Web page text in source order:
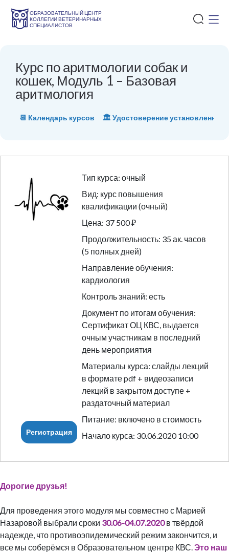
ОБРАЗОВАТЕЛЬНЫЙ ЦЕНТР
КОЛЛЕГИИ ВЕТЕРИНАРНЫХ
СПЕЦИАЛИСТОВ
Курс по аритмологии собак и
кошек, Модуль 1 – Базовая
аритмология
📆 Календарь курсов 🏛 Удостоверение
Тип курса: очный
Вид: курс повышения
квалификации (очный)
Цена: 37 500 ₽
Продолжительность: 35 ак. часов
(5 полных дней)
Направление обучения:
кардиология
Контроль знаний: есть
Документ по итогам обучения:
Сертификат ОЦ КВС, выдается
очным участникам в последний
день мероприятия
Материалы курса: слайды лекций
в формате pdf + видеозаписи
лекций в закрытом доступе +
раздаточный материал
Питание: включено в стоимость
Регистрация Начало курса: 30.06.2020 10:00
Дорогие друзья!
Для проведения этого модуля мы совместно с Марией
Назаровой выбрали сроки 30.06-04.07.2020в твёрдой
надежде, что противоэпидемический режим закончится, и
все мы соберёмся в Образовательном центре КВС.Это наш